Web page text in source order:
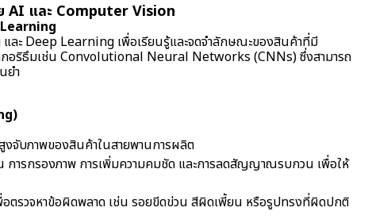
AI และ Computer Vision
ละ Deep Learning เพื่อเรียนรู้และจดจำลักษณะของสินค้าที่มี
อริธึมเช่น Convolutional Neural Networks (CNNs) ซึ่งสามารถ
ยำ
งจับภาพของสินค้าในสายพานการผลิต
การกรองภาพ การเพิ่มความคมชัด และการลดสัญญาณรบกวน เพื่อให้
อตรวจหาข้อผิดพลาด เช่น รอยขีดข่วน สีผิดเพี้ยน หรือรูปทรงที่ผิดปกติ